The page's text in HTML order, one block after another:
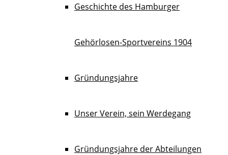
Geschichte des Hamburger
Gehörlosen-Sportvereins 1904
Gründungsjahre
Unser Verein, sein Werdegang
Gründungsjahre der Abteilungen